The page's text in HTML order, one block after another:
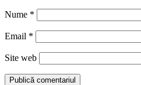
Nume *
Email *
Site web